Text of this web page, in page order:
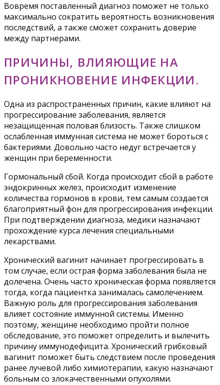
Вовремя поставленный диагноз поможет не только
максимально сократить вероятность возникновения
последствий, а также сможет сохранить доверие
между партнерами.
ПРИЧИНЫ, ВЛИЯЮЩИЕ НА
ПРОНИКНОВЕНИЕ ИНФЕКЦИИ.
Одна из распространенных причин, какие влияют на
прогрессирование заболевания, является
незащищенная половая близость. Также слишком
ослабленная иммунная система не может бороться с
бактериями. Довольно часто недуг встречается у
женщин при беременности.
Гормональный сбой. Когда происходит сбой в работе
эндокринных желез, происходит изменение
количества гормонов в крови, тем самым создается
благоприятный фон для прогрессирования инфекции.
При подтверждении диагноза, медики назначают
прохождение курса лечения специальными
лекарствами.
Хронический вагинит начинает прогрессировать в
том случае, если острая форма заболевания была не
долечена. Очень часто хроническая форма появляется
тогда, когда пациентка занималась самолечением.
Важную роль для прогрессирования заболевания
влияет состояние иммунной системы. Именно
поэтому, женщине необходимо пройти полное
обследование, это поможет определить и вылечить
причину иммунодефицита. Хронический грибковый
вагинит поможет быть следствием после проведения
ранее лучевой либо химиотерапии, какую назначают
больным со злокачественными опухолями.